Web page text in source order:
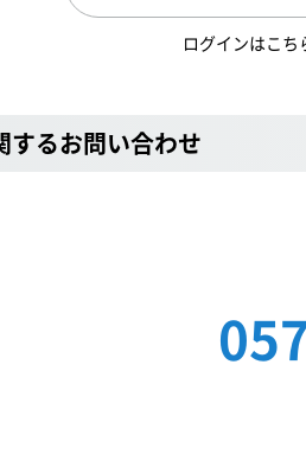
ログインはこち
するお問い合わせ